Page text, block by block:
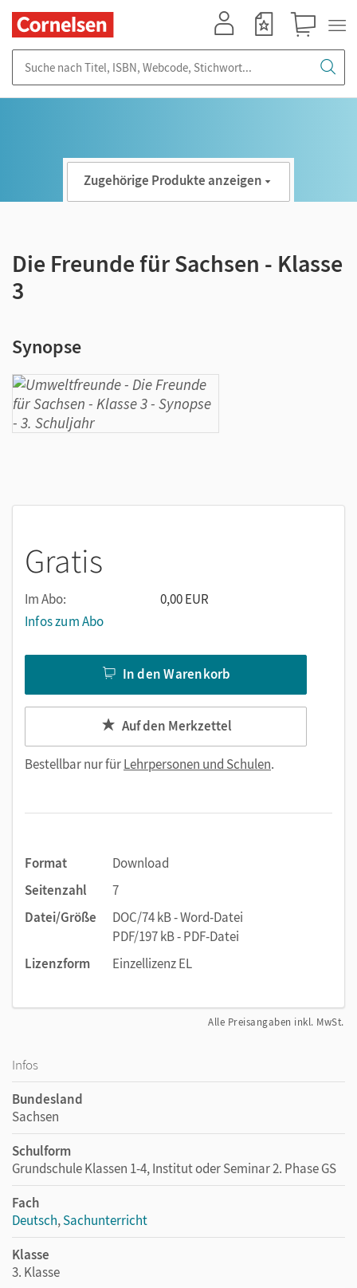
Zugehörige Produkte anzeigen
Die Freunde für Sachsen - Klasse
3
Synopse
Gratis
Im Abo:
0,00 EUR
Infos zum Abo
In den Warenkorb
Auf den Merkzettel
Bestellbar nur fürLehrpersonen und Schulen.
Format
Download
Seitenzahl
7
Datei/Größe
DOC/74 kB - Word-Datei
PDF/197 kB - PDF-Datei
Lizenzform
Einzellizenz EL
Alle Preisangaben inkl. MwSt.
Infos
Bundesland
Sachsen
Schulform
Grundschule Klassen 1-4, Institut oder Seminar 2. Phase GS
Fach
Deutsch,Sachunterricht
Klasse
3. Klasse